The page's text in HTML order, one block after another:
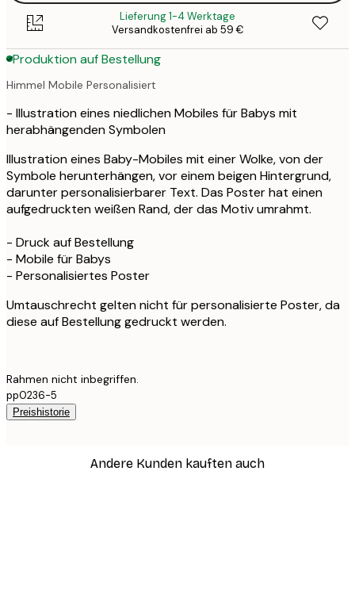
Lieferung 1-4 Werktage
Versandkostenfrei ab 59 €
Produktion auf Bestellung
Himmel Mobile Personalisiert
- Illustration eines niedlichen Mobiles für Babys mit
herabhängenden Symbolen
Illustration eines Baby-Mobiles mit einer Wolke, von der
Symbole herunterhängen, vor einem beigen Hintergrund,
darunter personalisierbarer Text. Das Poster hat einen
aufgedruckten weißen Rand, der das Motiv umrahmt.
- Druck auf Bestellung
- Mobile für Babys
- Personalisiertes Poster
Umtauschrecht gelten nicht für personalisierte Poster, da
diese auf Bestellung gedruckt werden.
Rahmen nicht inbegriffen.
pp0236-5
Preishistorie
Andere Kunden kauften auch